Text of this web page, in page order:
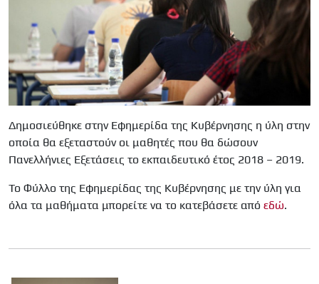
Δημοσιεύθηκε στην Εφημερίδα της Κυβέρνησης η ύλη στην
οποία θα εξεταστούν οι μαθητές που θα δώσουν
Πανελλήνιες Εξετάσεις το εκπαιδευτικό έτος 2018 – 2019.
Το Φύλλο της Εφημερίδας της Κυβέρνησης με την ύλη για
όλα τα μαθήματα μπορείτε να το κατεβάσετε από εδώ.